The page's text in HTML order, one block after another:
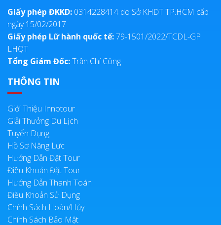
Giấy phép ĐKKD: 0314228414 do Sở KHĐT TP.HCM cấp
ngày 15/02/2017
Giấy phép Lữ hành quốc tế:79-1501/2022/TCDL-GP
LHQT
Tổng Giám Đốc:Trần Chí Công
THÔNG TIN
Giới Thiệu Innotour
Giải Thưởng Du Lịch
Tuyển Dụng
Hồ Sơ Năng Lực
Hướng Dẫn Đặt Tour
Điều Khoản Đặt Tour
Hướng Dẫn Thanh Toán
Điều Khoản Sử Dụng
Chính Sách Hoàn/Hủy
Chính Sách Bảo Mật